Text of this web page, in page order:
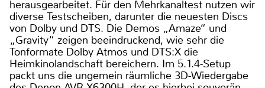
herausgearbeitet. Für den Mehrkanaltest nutzen wir
diverse Testscheiben, darunter die neuesten Discs
von Dolby und DTS. Die Demos „Amaze“ und
„Gravity“ zeigen beeindruckend, wie sehr die
Tonformate Dolby Atmos und DTS:X die
Heimkinolandschaft bereichern. Im 5.1.4-Setup
packt uns die ungemein räumliche 3D-Wiedergabe